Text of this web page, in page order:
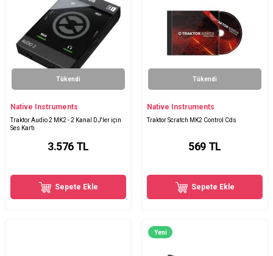
Tükendi
Native Instruments
Traktor Audio 2 MK2 - 2 Kanal DJ'ler için
Ses Kartı
3.576 TL
Sepete Ekle
Tükendi
Native Instruments
Traktor Scratch MK2 Control Cds
569 TL
Sepete Ekle
Yeni